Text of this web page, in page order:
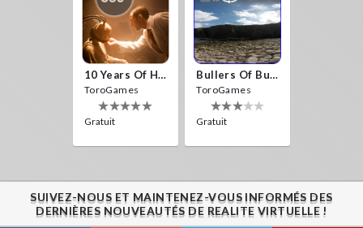
10 Years Of Horror Nights
ToroGames
Gratuit
Bullers Of Buchan Aberdeen
ToroGames
Gratuit
SUIVEZ-NOUS ET MAINTENEZ-VOUS INFORMÉS DES
DERNIÈRES NOUVEAUTÉS DE REALITE VIRTUELLE !